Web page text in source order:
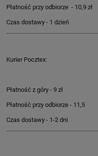
Płatność przy odbiorze - 10,9 zł
Czas dostawy - 1 dzień
Kurier Pocztex:
Płatność z góry - 9 zł
Płatność przy odbiorze - 11,5
Czas dostawy - 1-2 dni